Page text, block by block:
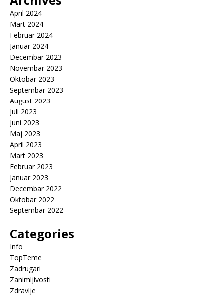
April 2024
Mart 2024
Februar 2024
Januar 2024
Decembar 2023
Novembar 2023
Oktobar 2023
Septembar 2023
August 2023
Juli 2023
Juni 2023
Maj 2023
April 2023
Mart 2023
Februar 2023
Januar 2023
Decembar 2022
Oktobar 2022
Septembar 2022
Categories
Info
TopTeme
Zadrugari
Zanimljivosti
Zdravlje